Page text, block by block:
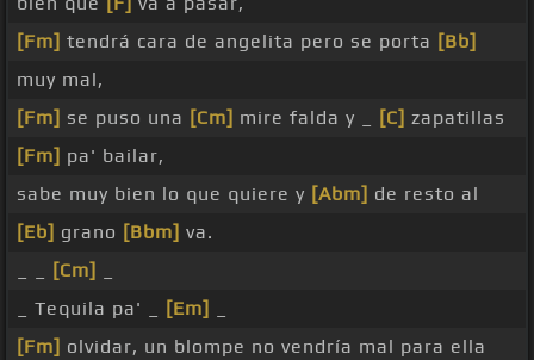
[Fm] tendrá cara de angelita pero se porta [Bb]
muy mal,
[Fm] se puso una [Cm] mire falda y _ [C] zapatillas
[Fm] pa' bailar,
sabe muy bien lo que quiere y [Abm] de resto al
[Eb] grano [Bbm] va.
[Cm]
_ Tequila pa' _
[Em]
[Fm] olvidar, un blompe no vendría mal para ella